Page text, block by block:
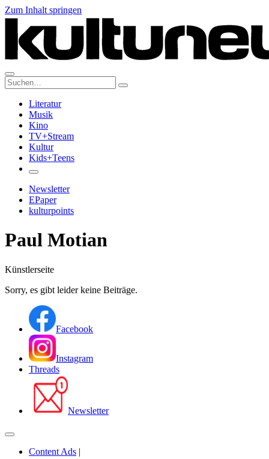
Zum Inhalt springen
Suche:
Literatur
Musik
Kino
TV+Stream
Kultur
Kids+Teens
Newsletter
EPaper
kulturpoints
Paul Motian
Künstlerseite
Sorry, es gibt leider keine Beiträge.
Facebook
Instagram
Threads
Newsletter
Content Ads |